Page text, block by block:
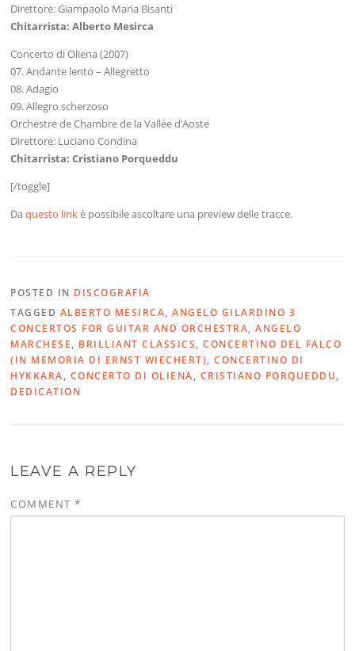
Direttore: Giampaolo Maria Bisanti
Chitarrista: Alberto Mesirca
Concerto di Oliena (2007)
07. Andante lento – Allegretto
08. Adagio
09. Allegro scherzoso
Orchestre de Chambre de la Vallée d’Aoste
Direttore: Luciano Condina
Chitarrista: Cristiano Porqueddu
[/toggle]
Daquesto linkè possibile ascoltare una preview delle tracce.
POSTED IN DISCOGRAFIA
TAGGED ALBERTO MESIRCA,ANGELO GILARDINO 3
CONCERTOS FOR GUITAR AND ORCHESTRA,ANGELO
MARCHESE, BRILLIANT CLASSICS,CONCERTINO DEL FALCO
(IN MEMORIA DI ERNST WIECHERT),CONCERTINO DI
HYKKARA, CONCERTO DI OLIENA, CRISTIANO PORQUEDDU,
DEDICATION
LEAVE A REPLY
COMMENT*